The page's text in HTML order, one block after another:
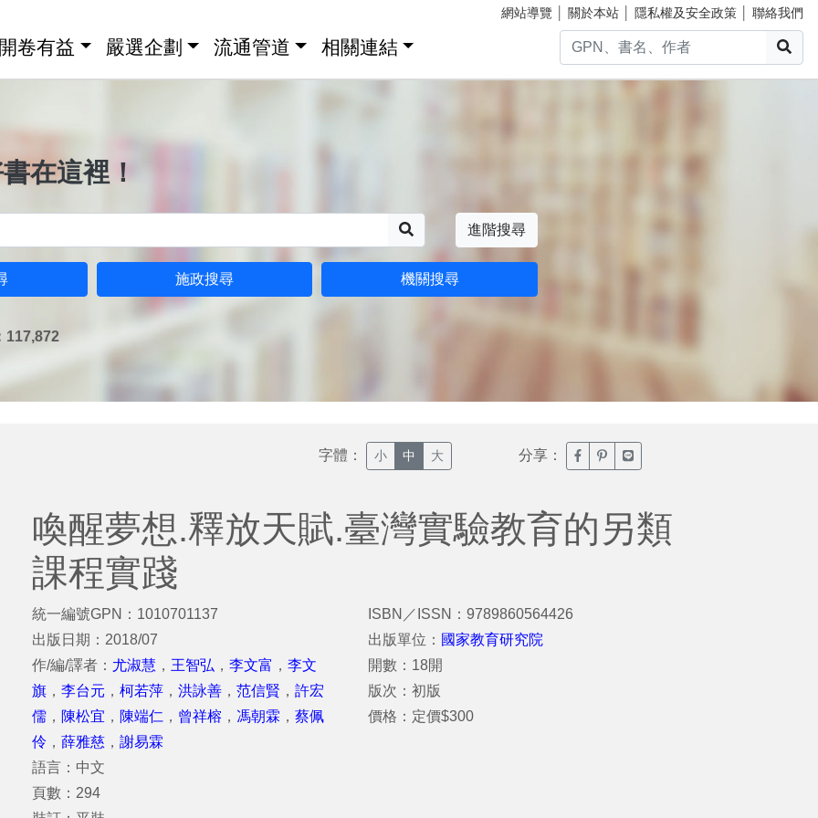
網站導覽 關於本站 隱私權及安全政策 聯絡我們
卷有益 嚴選企劃 流通管道 相關連結
在這裡！
進階搜尋
施政搜尋 機關搜尋
117,872
字體： 小 中 大 分享： 臉書分享(另開新視窗)
噗浪分享(另開新視窗)
Line分享(另開新視窗)
喚醒夢想.釋放天賦.臺灣實驗教育的另類
課程實踐
統一編號GPN：1010701137
出版日期：2018/07
作/編/譯者： 尤淑慧 ， 王智弘 ， 李文富 ， 李文
旗 ， 李台元 ， 柯若萍 ， 洪詠善 ， 范信賢 ， 許宏
儒 ， 陳松宜 ， 陳端仁 ， 曾祥榕 ， 馮朝霖 ， 蔡佩
伶 ， 薛雅慈 ， 謝易霖
語言：中文
頁數：294
ISBN／ISSN：9789860564426
出版單位： 國家教育研究院
開數：18開
版次：初版
價格：定價$300